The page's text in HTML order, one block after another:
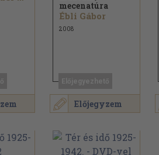
Előjegyzem
mecenatúra
Ébli Gábor
2008